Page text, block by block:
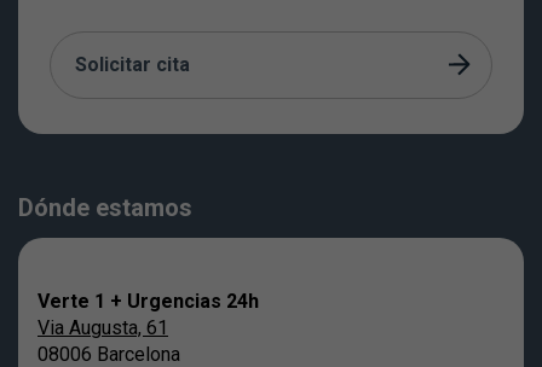
Solicitar cita
Dónde estamos
Verte 1 + Urgencias 24h
Via Augusta, 61
08006 Barcelona